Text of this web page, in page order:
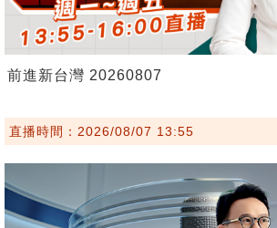
前進新台灣 20260807
直播時間：2026/08/07 13:55